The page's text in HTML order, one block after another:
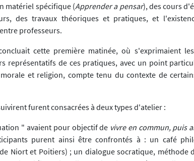
matériel spécifique (Apprender a pensar), des cours
des travaux théoriques et pratiques, et
professeurs.
cette première matinée, où s'exprimaient
représentatifs de ces pratiques, avec un point
et religion, compte tenu du contexte de
furent consacrées à deux types d'atelier :
" avaient pour objectif de vivre en commun, puis
purent ainsi être confrontés à : un café
Niort et Poitiers) ; un dialogue socratique, méthode